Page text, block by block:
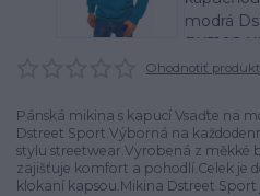
Ohodnotiť produkt
Pánská mikina s kapucí Vsaďte na
Dstreet Sport.Výborná na
stylu streetwear.Vyrobená z měkké
zajišťuje komfort a pohodlí.Celek je
klokaní kapsou.Mikina Dstreet